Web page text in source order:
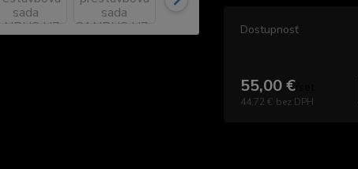
Dostupnosť
55,00 €/
44,72 € bez DPH